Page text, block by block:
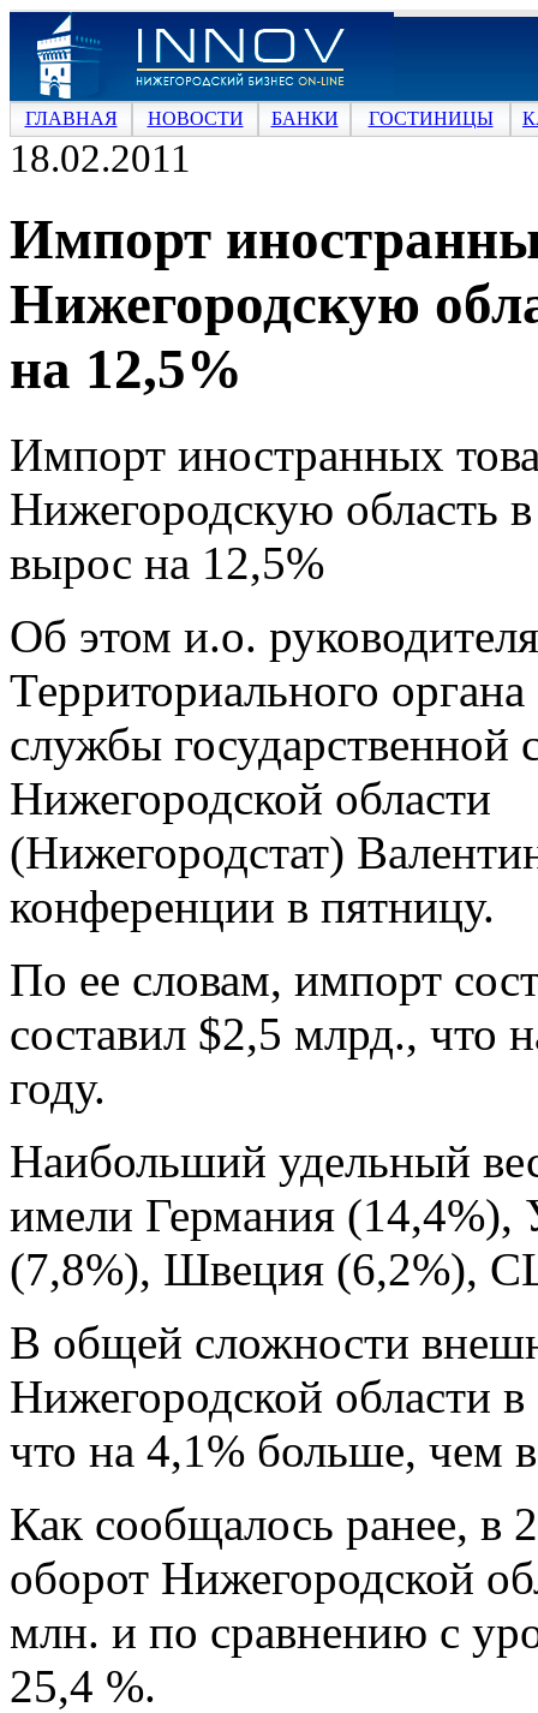
ГЛАВНАЯ НОВОСТИ БАНКИ ГОСТИНИЦЫ
18.02.2011
Импорт
Нижегородскую
на 12,5%
Импорт иностранных
Нижегородскую область
вырос на 12,5%
Об этом и.о. руководителя
Территориального
службы государственной
Нижегородской области
(Нижегородстат)
конференции в пятницу.
По ее словам, импорт
составил $2,5 млрд., что
году.
Наибольший удельный
имели Германия
(7,8%), Швеция (6,2%),
В общей сложности
Нижегородской области
что на 4,1% больше, чем
Как сообщалось ранее, в
оборот Нижегородской
млн. и по сравнению с
25,4 %.